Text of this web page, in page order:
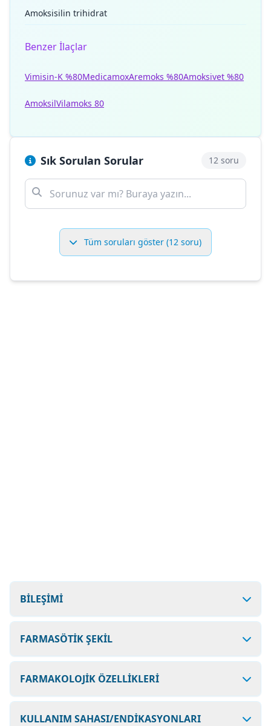
Amoksisilin trihidrat
Benzer İlaçlar
Vimisin-K %80MedicamoxAremoks %80Amoksivet %80
AmoksilVilamoks 80
Sık Sorulan Sorular 12 soru
Tüm soruları göster (12 soru)
BİLEŞİMİ
FARMASÖTİK ŞEKİL
FARMAKOLOJİK ÖZELLİKLERİ
KULLANIM SAHASI/ENDİKASYONLARI